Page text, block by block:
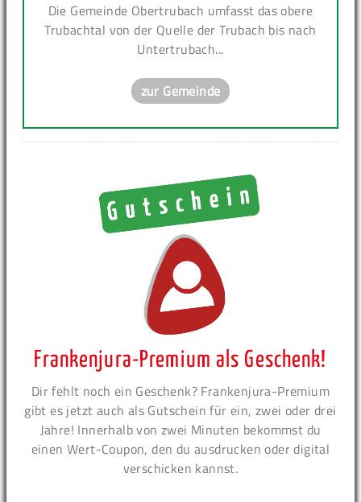
Die Gemeinde Obertrubach umfasst das obere
Trubachtal von der Quelle der Trubach bis nach
Untertrubach...
zur Gemeinde
Frankenjura-Premium als Geschenk!
Dir fehlt noch ein Geschenk? Frankenjura-Premium
gibt es jetzt auch als Gutschein für ein, zwei oder drei
Jahre! Innerhalb von zwei Minuten bekommst du
einen Wert-Coupon, den du ausdrucken oder digital
verschicken kannst.